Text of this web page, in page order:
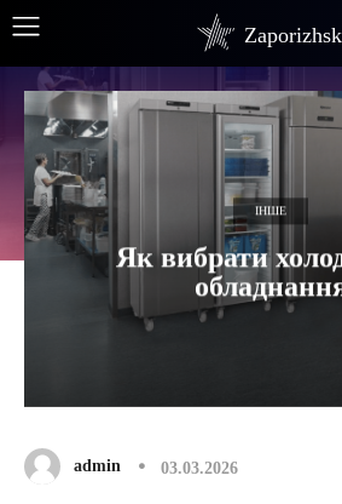
ІНШЕ
Як вибрати
admin 03.03.2026